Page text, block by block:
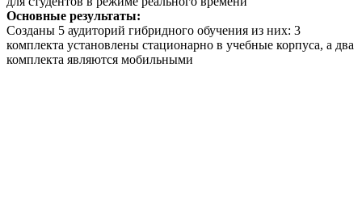
Основные результаты:
Созданы 5 аудиторий гибридного обучения из них: 3
комплекта установлены стационарно в учебные корпуса, а два
комплекта являются мобильными